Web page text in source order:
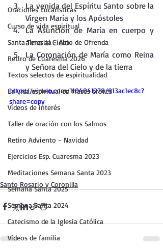
Oraciones Eucarísticas
Curso de vida espiritual
Santa Teresita - Acto de Ofrenda
Retiro de Cuaresma 2026
Textos selectos de espiritualidad
La vida espiritual en frases breves
Vídeos de interés
Taller de oración con los Salmos
Retiro Adviento - Navidad
Ejercicios Esp. Cuaresma 2023
Meditaciones Semana Santa 2023
Semana Santa 2025
Semana Santa 2024
Catecismo de la Iglesia Católica
Vídeos de familia
La venida del Espíritu Santo sobre la
Virgen María y los Apóstoles
La Asunción de María en cuerpo y
alma al Cielo
La Coronación de María como Reina
y Señora del Cielo y de la tierra
https://vimeo.com/1104041278/913ac1ec8c?
share=copy
Santo Rosario y Coronilla